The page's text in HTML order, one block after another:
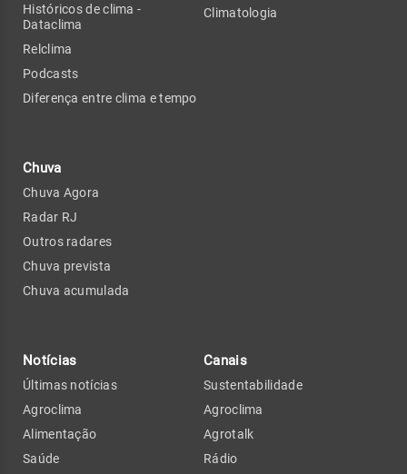
Históricos de clima -
Dataclima
Relclima
Podcasts
Diferença entre clima e tempo
Chuva
Chuva Agora
Radar RJ
Outros radares
Chuva prevista
Chuva acumulada
Climatologia
Notícias
Últimas notícias
Agroclima
Alimentação
Saúde
Canais
Sustentabilidade
Agroclima
Agrotalk
Rádio